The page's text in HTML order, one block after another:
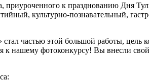
приуроченного к празднованию Дня
культурно-познавательный,
частью этой большой работы, цель
нашему фотоконкурсу! Вы внесли